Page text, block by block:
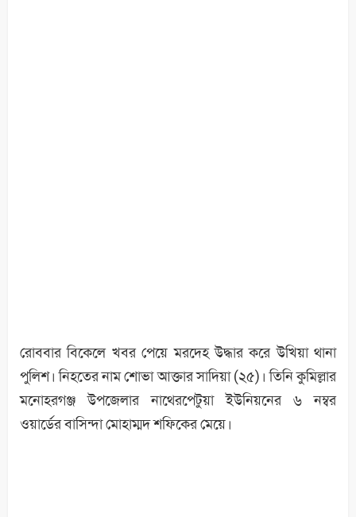
রোববার বিকেলে খবর পেয়ে মরদেহ উদ্ধার করে উখিয়া থানা
পুলিশ। নিহতের নাম শোভা আক্তার সাদিয়া (২৫)। তিনি কুমিল্লার
মনোহরগঞ্জ উপজেলার নাথেরপেটুয়া ইউনিয়নের ৬ নম্বর
ওয়ার্ডের বাসিন্দা মোহাম্মদ শফিকের মেয়ে।